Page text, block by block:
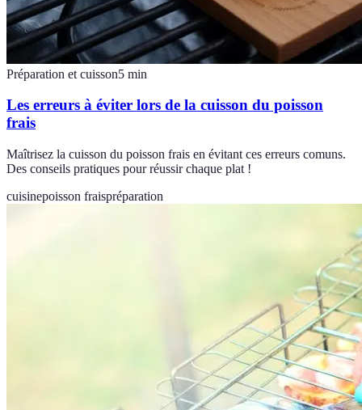
Préparation et cuisson5 min
Les erreurs à éviter lors de la cuisson du poisson
frais
Maîtrisez la cuisson du poisson frais en évitant ces erreurs comuns.
Des conseils pratiques pour réussir chaque plat !
cuisinepoisson fraispréparation